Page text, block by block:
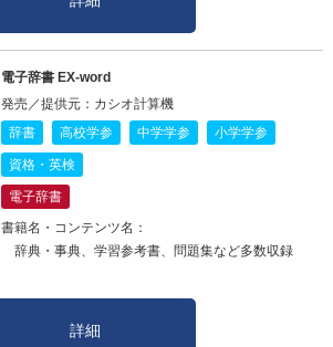
電子辞書 EX-word
発売／提供元：カシオ計算機
辞書
高校学参 中学学参 小学学参
資格・英検
電子辞書
書籍名・コンテンツ名：
辞典・事典、学習参考書、問題集など多数収録
詳細